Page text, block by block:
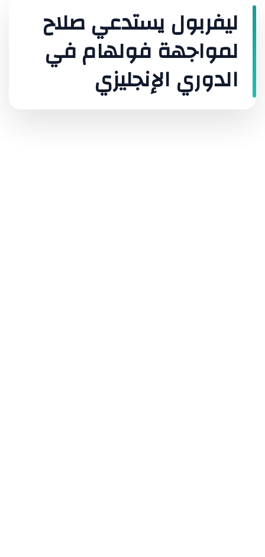
ليفربول يستدعي صلاح
لمواجهة فولهام في
الدوري الإنجليزي